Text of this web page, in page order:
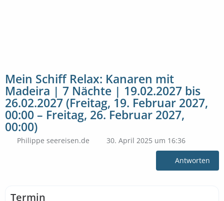
Mein Schiff Relax: Kanaren mit
Madeira | 7 Nächte | 19.02.2027 bis
26.02.2027 (Freitag, 19. Februar 2027,
00:00 – Freitag, 26. Februar 2027,
00:00)
Philippe seereisen.de 30. April 2025 um 16:36
Antworten
Termin